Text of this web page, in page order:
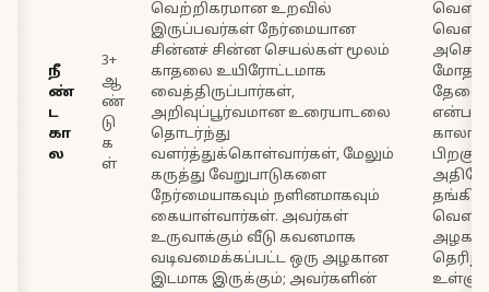
நீ
ண்
ட
கா
ல
3+
ஆ
ண்
டு
க
ள்
வெற்றிகரமான உறவில்
இருப்பவர்கள் நேர்மையான
சின்னச் சின்ன செயல்கள் மூலம்
காதலை உயிரோட்டமாக
வைத்திருப்பார்கள்,
அறிவுப்பூர்வமான உரையாடலை
தொடர்ந்து
வளர்த்துக்கொள்வார்கள், மேலும்
கருத்து வேறுபாடுகளை
நேர்மையாகவும் நளினமாகவும்
கையாள்வார்கள். அவர்கள்
உருவாக்கும் வீடு கவனமாக
வடிவமைக்கப்பட்ட ஒரு அழகான
இடமாக இருக்கும்; அவர்களின்